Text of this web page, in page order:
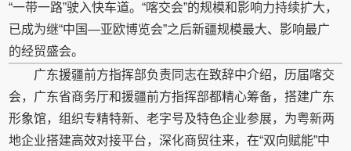
“一带一路”驶入快车道。“喀交会”的规模和影响力持续扩大，
已成为继“中国—亚欧博览会”之后新疆规模最大、影响最广
的经贸盛会。
广东援疆前方指挥部负责同志在致辞中介绍，历届喀交
会，广东省商务厅和援疆前方指挥部都精心筹备，搭建广东
形象馆，组织专精特新、老字号及特色企业参展，为粤新两
地企业搭建高效对接平台，深化商贸往来，在“双向赋能”中